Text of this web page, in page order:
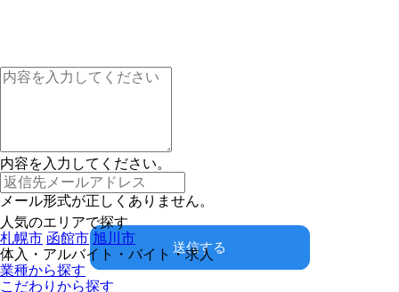
内容を入力してください。
メール形式が正しくありません。
送信する
人気のエリアで探す
札幌市 函館市 旭川市
体入・アルバイト・バイト・求人
業種から探す
こだわりから探す